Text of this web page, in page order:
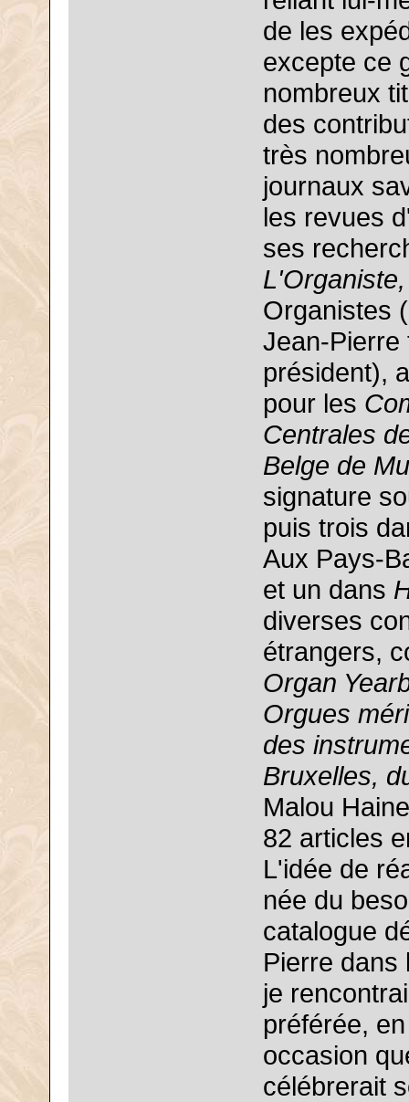
de les
excepte ce
nombreux
des
très
journaux
les revues
ses
L'Organiste,
Organistes
Jean-Pierre
président),
pour les
Centrales
Belge de
signature
puis trois
Aux Pays-
et un dans
diverses
étrangers,
Organ
Orgues
des
Bruxelles,
Malou
82 articles
L'idée de
née du
catalogue
Pierre dans
je
préférée,
occasion
célébrerait